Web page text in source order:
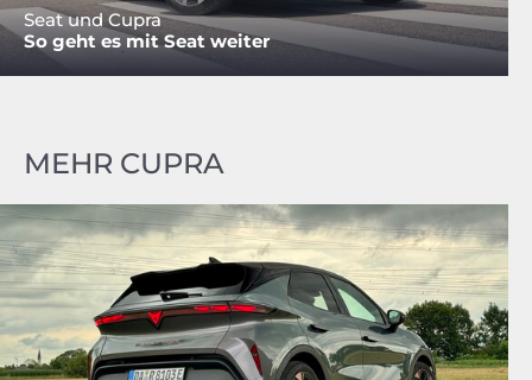
Seat und Cupra
So geht es mit Seat weiter
MEHR CUPRA